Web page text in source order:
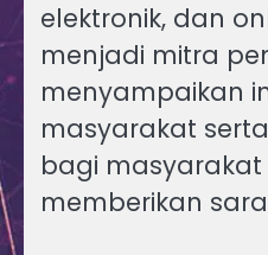
elektronik, dan
menjadi mitra
menyampaikan
masyarakat
bagi
memberikan